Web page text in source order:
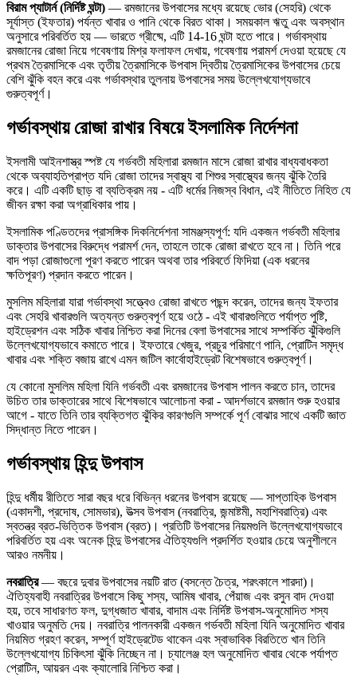
বিরাম প্যাটার্ন (নির্দিষ্ট ঘন্টা) — রমজানের উপবাসের মধ্যে রয়েছে ভোর (সেহরি) থেকে
সূর্যাস্ত (ইফতার) পর্যন্ত খাবার ও পানি থেকে বিরত থাকা। সময়কাল ঋতু এবং অবস্থান
অনুসারে পরিবর্তিত হয় — ভারতে গ্রীষ্মে, এটি 14-16 ঘন্টা হতে পারে। গর্ভাবস্থায়
রমজানের রোজা নিয়ে গবেষণায় মিশ্র ফলাফল দেখায়, গবেষণায় পরামর্শ দেওয়া হয়েছে যে
প্রথম ত্রৈমাসিকে এবং তৃতীয় ত্রৈমাসিকে উপবাস দ্বিতীয় ত্রৈমাসিকের উপবাসের চেয়ে
বেশি ঝুঁকি বহন করে এবং গর্ভাবস্থার তুলনায় উপবাসের সময় উল্লেখযোগ্যভাবে
গুরুত্বপূর্ণ।
গর্ভাবস্থায় রোজা রাখার বিষয়ে ইসলামিক নির্দেশনা
ইসলামী আইনশাস্ত্র স্পষ্ট যে গর্ভবতী মহিলারা রমজান মাসে রোজা রাখার বাধ্যবাধকতা
থেকে অব্যাহতিপ্রাপ্ত যদি রোজা তাদের স্বাস্থ্য বা শিশুর স্বাস্থ্যের জন্য ঝুঁকি তৈরি
করে। এটি একটি ছাড় বা ব্যতিক্রম নয় - এটি ধর্মের নিজস্ব বিধান, এই নীতিতে নিহিত যে
জীবন রক্ষা করা অগ্রাধিকার পায়।
ইসলামিক পণ্ডিতদের প্রাসঙ্গিক দিকনির্দেশনা সামঞ্জস্যপূর্ণ: যদি একজন গর্ভবতী মহিলার
ডাক্তার উপবাসের বিরুদ্ধে পরামর্শ দেন, তাহলে তাকে রোজা রাখতে হবে না। তিনি পরে
বাদ পড়া রোজাগুলো পূরণ করতে পারেন অথবা তার পরিবর্তে ফিদিয়া (এক ধরনের
ক্ষতিপূরণ) প্রদান করতে পারেন।
মুসলিম মহিলারা যারা গর্ভাবস্থা সত্ত্বেও রোজা রাখতে পছন্দ করেন, তাদের জন্য ইফতার
এবং সেহরি খাবারগুলি অত্যন্ত গুরুত্বপূর্ণ হয়ে ওঠে - এই খাবারগুলিতে পর্যাপ্ত পুষ্টি,
হাইড্রেশন এবং সঠিক খাবার নিশ্চিত করা দিনের বেলা উপবাসের সাথে সম্পর্কিত ঝুঁকিগুলি
উল্লেখযোগ্যভাবে কমাতে পারে। ইফতারে খেজুর, প্রচুর পরিমাণে পানি, প্রোটিন সমৃদ্ধ
খাবার এবং শক্তি বজায় রাখে এমন জটিল কার্বোহাইড্রেট বিশেষভাবে গুরুত্বপূর্ণ।
যে কোনো মুসলিম মহিলা যিনি গর্ভবতী এবং রমজানের উপবাস পালন করতে চান, তাদের
উচিত তার ডাক্তারের সাথে বিশেষভাবে আলোচনা করা - আদর্শভাবে রমজান শুরু হওয়ার
আগে - যাতে তিনি তার ব্যক্তিগত ঝুঁকির কারণগুলি সম্পর্কে পূর্ণ বোঝার সাথে একটি জ্ঞাত
সিদ্ধান্ত নিতে পারেন।
গর্ভাবস্থায় হিন্দু উপবাস
হিন্দু ধর্মীয় রীতিতে সারা বছর ধরে বিভিন্ন ধরনের উপবাস রয়েছে — সাপ্তাহিক উপবাস
(একাদশী, প্রদোষ, সোমভার), উত্সব উপবাস (নবরাত্রি, জন্মাষ্টমী, মহাশিবরাত্রি) এবং
স্বতন্ত্র ব্রত-ভিত্তিক উপবাস (ব্রত)। প্রতিটি উপবাসের নিয়মগুলি উল্লেখযোগ্যভাবে
পরিবর্তিত হয় এবং অনেক হিন্দু উপবাসের ঐতিহ্যগুলি প্রদর্শিত হওয়ার চেয়ে অনুশীলনে
আরও নমনীয়।
নবরাত্রি— বছরে দুবার উপবাসের নয়টি রাত (বসন্তে চৈত্র, শরৎকালে শারদা)।
ঐতিহ্যবাহী নবরাত্রির উপবাসে কিছু শস্য, আমিষ খাবার, পেঁয়াজ এবং রসুন বাদ দেওয়া
হয়, তবে সাধারণত ফল, দুগ্ধজাত খাবার, বাদাম এবং নির্দিষ্ট উপবাস-অনুমোদিত শস্য
খাওয়ার অনুমতি দেয়। নবরাত্রি পালনকারী একজন গর্ভবতী মহিলা যিনি অনুমোদিত খাবার
নিয়মিত গ্রহণ করেন, সম্পূর্ণ হাইড্রেটেড থাকেন এবং স্বাভাবিক বিরতিতে খান তিনি
উল্লেখযোগ্য চিকিৎসা ঝুঁকি নিচ্ছেন না। চ্যালেঞ্জ হল অনুমোদিত খাবার থেকে পর্যাপ্ত
প্রোটিন, আয়রন এবং ক্যালোরি নিশ্চিত করা।